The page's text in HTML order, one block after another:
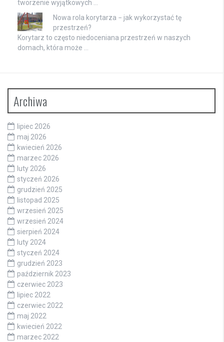
tworzenie wyjątkowych …
Nowa rola korytarza − jak wykorzystać tę
przestrzeń?
Korytarz to często niedoceniana przestrzeń w naszych
domach, która może …
Archiwa
lipiec 2026
maj 2026
kwiecień 2026
marzec 2026
luty 2026
styczeń 2026
grudzień 2025
listopad 2025
wrzesień 2025
wrzesień 2024
sierpień 2024
luty 2024
styczeń 2024
grudzień 2023
październik 2023
czerwiec 2023
lipiec 2022
czerwiec 2022
maj 2022
kwiecień 2022
marzec 2022